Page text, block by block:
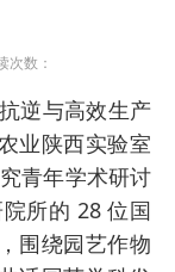
数：
逆与高效生产
业陕西实验室
青年学术研讨
所的 28 位国
围绕园艺作物